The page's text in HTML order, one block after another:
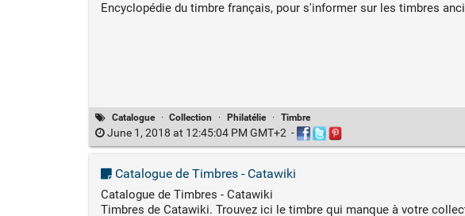
Encyclopédie du timbre français, pour s'informer sur les timbres
Catalogue · Collection · Philatélie · Timbre
June 1, 2018 at 12:45:04 PM GMT+2 -
Catalogue de Timbres - Catawiki
Catalogue de Timbres - Catawiki
Timbres de Catawiki. Trouvez ici le timbre qui manque à votre